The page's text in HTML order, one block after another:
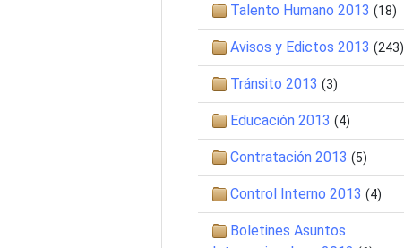
Talento Humano 2013 (18)
Avisos y Edictos 2013 (243)
Tránsito 2013 (3)
Educación 2013 (4)
Contratación 2013 (5)
Control Interno 2013 (4)
Boletines Asuntos